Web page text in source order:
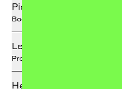
Pia Abraham
Booking
Lea Budzinski
Produktion
Helene Hannemann